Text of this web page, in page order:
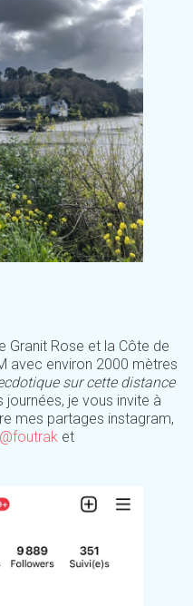
Granit Rose et la Côte de
avec environ 2000 mètres
sur cette distance
je vous invite à
mes partages instagram,
@foutrak et